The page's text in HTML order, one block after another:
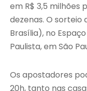
em R$ 3,5 milhões
dezenas. O sorteio
Brasília), no
Paulista, em São
Os apostadores
20h, tanto nas